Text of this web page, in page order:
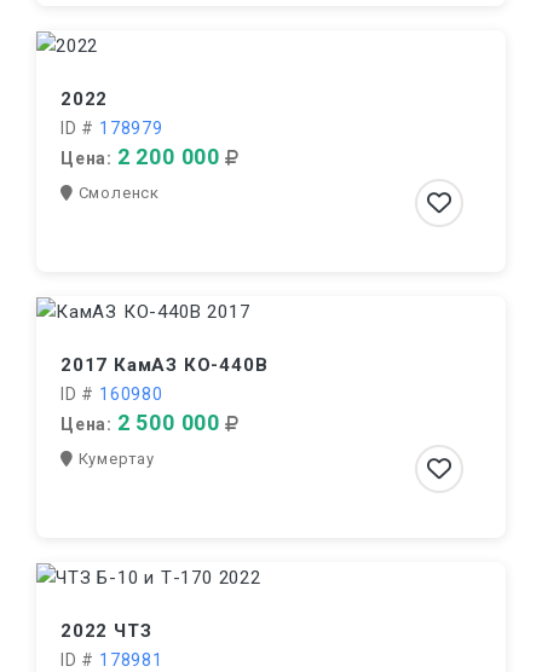
2022
ID # 178979
Цена: 2 200 000
Смоленск
2017 КамАЗ КО-440В
ID # 160980
Цена: 2 500 000
Кумертау
2022 ЧТЗ
ID # 178981